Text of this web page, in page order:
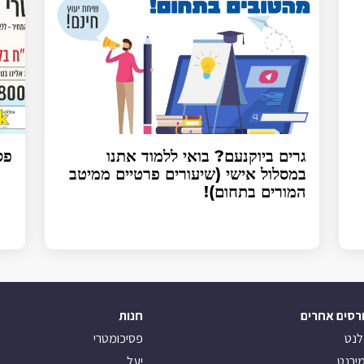
גרים ביוקנעם? בואי ללמוד אתנו
במסלול אישי (שיעורים פרטיים ממיטב
המורים בתחום)!
אחרים
חנות
פסיכומטרי